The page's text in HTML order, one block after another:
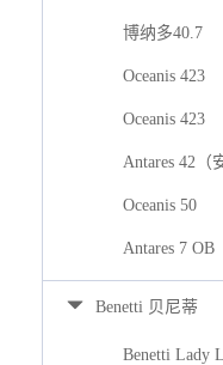
博纳多40.7
Oceanis 423
Oceanis 423
Antares 42（
Oceanis 50
Antares 7 OB
Benetti 贝尼蒂
Benetti Lady